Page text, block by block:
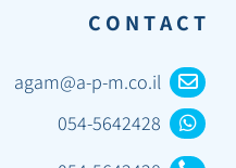
C O N T A C T
agam@a-p-m.co.il
054-5642428